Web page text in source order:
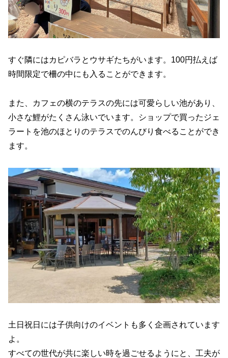
すぐ隣にはカピバラとウサギたちがいます。100円払えば
時間限定で柵の中にも入ることができます。
また、カフェの横のテラスの先には可愛らしい池があり、
小さな鯉がたくさん泳いでいます。ショップで買ったジェ
ラートを池のほとりのテラスでのんびり食べることができ
ます。
土日祝日には子供向けのイベントも多く企画されています
よ。
すべての世代が共に楽しい時を過ごせるようにと、工夫が